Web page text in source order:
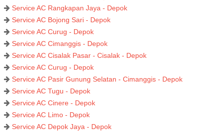
Service AC Rangkapan Jaya - Depok
Service AC Bojong Sari - Depok
Service AC Curug - Depok
Service AC Cimanggis - Depok
Service AC Cisalak Pasar - Cisalak - Depok
Service AC Curug - Depok
Service AC Pasir Gunung Selatan - Cimanggis - Depok
Service AC Tugu - Depok
Service AC Cinere - Depok
Service AC Limo - Depok
Service AC Depok Jaya - Depok